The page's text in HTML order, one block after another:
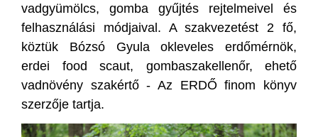
vadgyümölcs, gomba gyűjtés rejtelmeivel és
felhasználási módjaival. A szakvezetést 2 fő,
köztük Bózsó Gyula okleveles erdőmérnök,
erdei food scaut, gombaszakellenőr, ehető
vadnövény szakértő - Az ERDŐ finom könyv
szerzője tartja.